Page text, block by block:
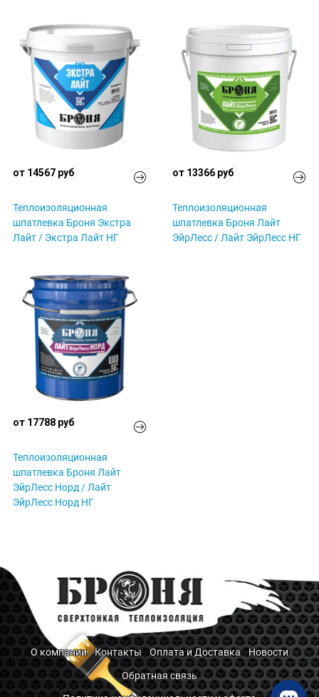
от 14567 руб
Теплоизоляционная
шпатлевка Броня Экстра
Лайт / Экстра Лайт НГ
от 13366 руб
Теплоизоляционная
шпатлевка Броня Лайт
ЭйрЛесс / Лайт ЭйрЛесс НГ
от 17788 руб
Теплоизоляционная
шпатлевка Броня Лайт
ЭйрЛесс Норд / Лайт
ЭйрЛесс Норд НГ
О компании Контакты Оплата и Доставка Новости
Обратная связь